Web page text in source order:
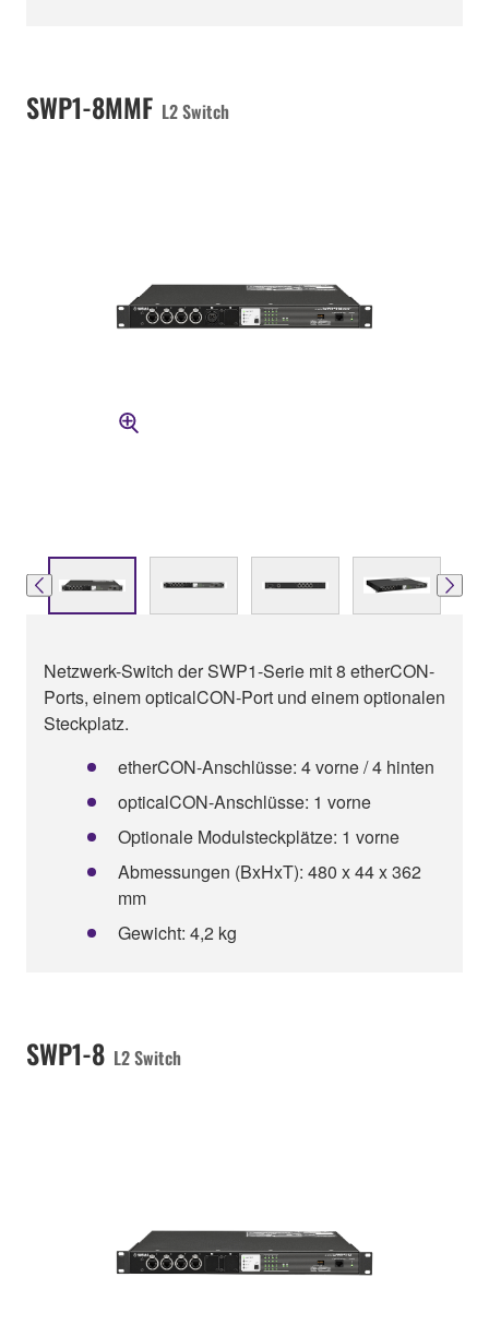
SWP1-8MMF L2 Switch
Netzwerk-Switch der SWP1-Serie mit 8 etherCON-
Ports, einem opticalCON-Port und einem optionalen
Steckplatz.
etherCON-Anschlüsse: 4 vorne / 4 hinten
opticalCON-Anschlüsse: 1 vorne
Optionale Modulsteckplätze: 1 vorne
Abmessungen (BxHxT): 480 x 44 x 362
mm
Gewicht: 4,2 kg
SWP1-8 L2 Switch